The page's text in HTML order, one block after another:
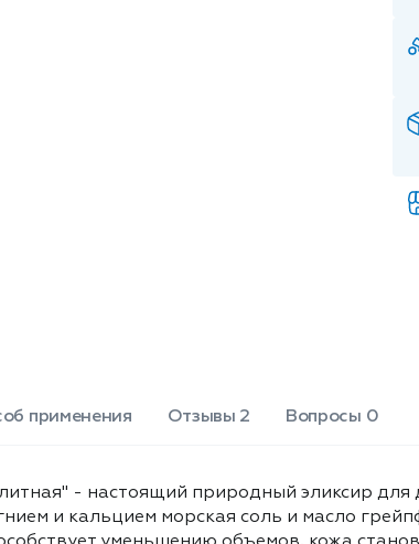
витамина С помогают
упругость кожи. Экстракт
способствует
объемов, кожа
упругой и гладкой. Масса:
г.
применения Отзывы 2 Вопросы 0
- настоящий природный эликсир для
и кальцием морская соль и масло